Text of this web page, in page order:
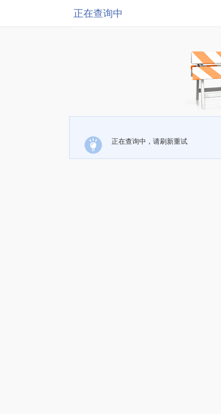
正在查询中
正在查询中，请刷新重试